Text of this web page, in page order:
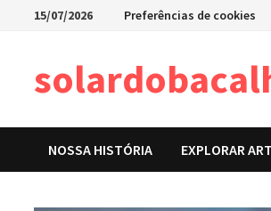
15/07/2026 Preferências de cookies
NOSSA HISTÓRIA EXPLORAR